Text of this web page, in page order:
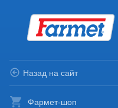
Назад на сайт
Фармет-шоп